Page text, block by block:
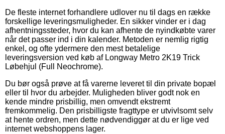
De fleste internet forhandlere udlover nu til dags en række
forskellige leveringsmuligheder. En sikker vinder er i dag
afhentningssteder, hvor du kan afhente de nyindkøbte varer
når det passer ind i din kalender. Metoden er nemlig rigtig
enkel, og ofte ydermere den mest betalelige
leveringsversion ved køb af Longway Metro 2K19 Trick
Løbehjul (Full Neochrome).
Du bør også prøve at få varerne leveret til din private bopæl
eller til hvor du arbejder. Muligheden bliver godt nok en
kende mindre prisbillig, men omvendt ekstremt
fremkommelig. Den prisbilligste fragttype er utvivlsomt selv
at hente ordren, men dette nødvendiggør at du er lige ved
internet webshoppens lager.